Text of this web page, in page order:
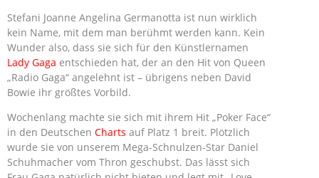
Stefani Joanne Angelina Germanotta ist nun wirklich
kein Name, mit dem man berühmt werden kann. Kein
Wunder also, dass sie sich für den Künstlernamen
Lady Gaga entschieden hat, der an den Hit von Queen
„Radio Gaga“ angelehnt ist – übrigens neben David
Bowie ihr größtes Vorbild.
Wochenlang machte sie sich mit ihrem Hit „Poker Face“
in den Deutschen Charts auf Platz 1 breit. Plötzlich
wurde sie von unserem Mega-Schnulzen-Star Daniel
Schuhmacher vom Thron geschubst. Das lässt sich